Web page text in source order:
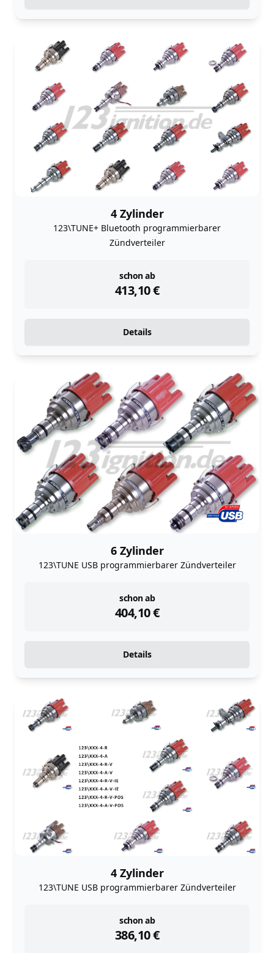
4 Zylinder
123\TUNE+ Bluetooth programmierbarer
Zündverteiler
schon ab
413,10€
instock
Details
6 Zylinder
123\TUNE USB programmierbarer Zündverteiler
schon ab
404,10€
instock
Details
4 Zylinder
123\TUNE USB programmierbarer Zündverteiler
schon ab
386,10€
instock